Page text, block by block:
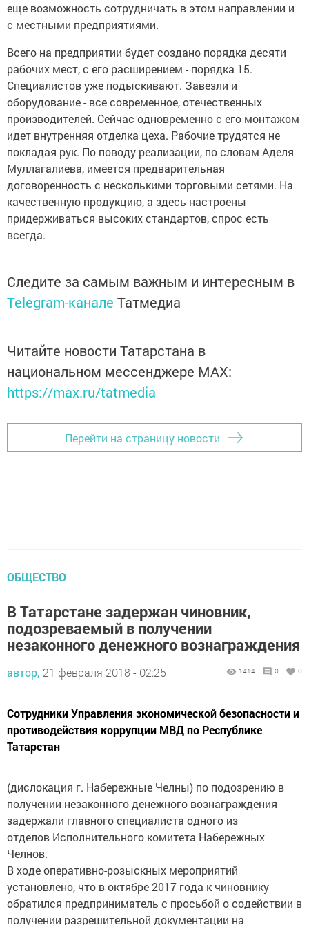
еще возможность сотрудничать в этом направлении и
с местными предприятиями.
Всего на предприятии будет создано порядка десяти
рабочих мест, с его расширением - порядка 15.
Специалистов уже подыскивают. Завезли и
оборудование - все современное, отечественных
производителей. Сейчас одновременно с его монтажом
идет внутренняя отделка цеха. Рабочие трудятся не
покладая рук. По поводу реализации, по словам Аделя
Муллагалиева, имеется предварительная
договоренность с несколькими торговыми сетями. На
качественную продукцию, а здесь настроены
придерживаться высоких стандартов, спрос есть
всегда.
Следите за самым важным и интересным в
Telegram-канале Татмедиа
Читайте новости Татарстана в
национальном мессенджере MАХ:
https://max.ru/tatmedia
Перейти на страницу новости
ОБЩЕСТВО
В Татарстане задержан чиновник,
подозреваемый в получении
незаконного денежного вознаграждения
автор, 21 февраля 2018 - 02:25 1414 0 0
Сотрудники Управления экономической безопасности и
противодействия коррупции МВД по Республике
Татарстан
(дислокация г. Набережные Челны) по подозрению в
получении незаконного денежного вознаграждения
задержали главного специалиста одного из
отделов Исполнительного комитета Набережных
Челнов.
В ходе оперативно-розыскных мероприятий
установлено, что в октябре 2017 года к чиновнику
обратился предприниматель с просьбой о содействии в
получении разрешительной документации на